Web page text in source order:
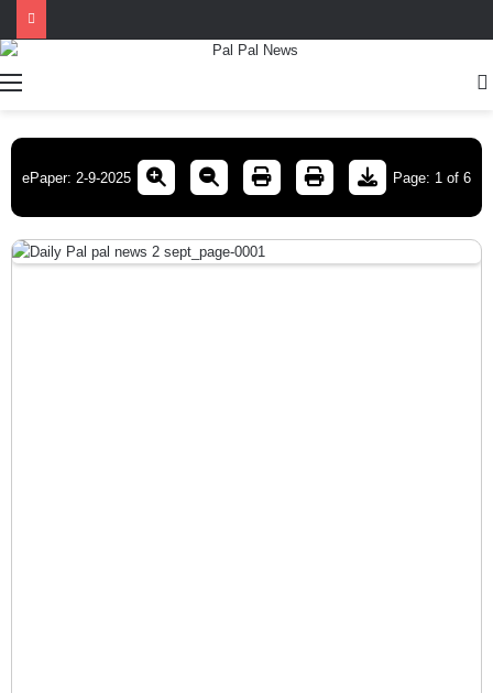
ePaper: 2-9-2025 Page: 1 of 6